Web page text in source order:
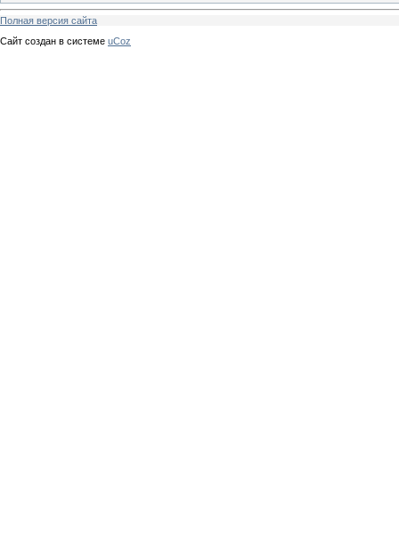
Полная версия сайта
Сайт создан в системе uCoz